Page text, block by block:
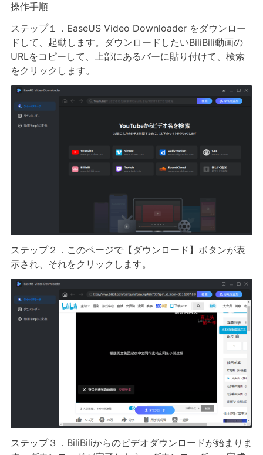
操作手順
ステップ１．EaseUS Video Downloader をダウンロー
ドして、起動します。ダウンロードしたいBiliBili動画の
URLをコピーして、上部にあるバーに貼り付けて、検索
をクリックします。
ステップ２．このページで【ダウンロード】ボタンが表
示され、それをクリックします。
ステップ３．BiliBiliからのビデオダウンロードが始まりま